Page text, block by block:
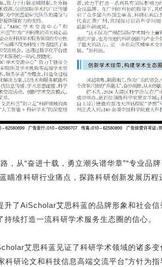
从“奋进十载，勇立潮头谱华章”“专业品
瞄准科研行业痛点，探路科研创新发展历程
升了AiScholar艾思科蓝的品牌形象和社会
续打造一流科研学术服务生态圈的信心。
艾思科蓝见证了科研学术领域的诸多
科研论文和科技信息高端交流平台”方针为